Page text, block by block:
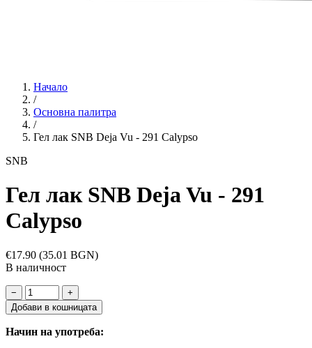
Начало
/
Основна палитра
/
Гел лак SNB Deja Vu - 291 Calypso
SNB
Гел лак SNB Deja Vu - 291
Calypso
€17.90 (35.01 BGN)
В наличност
−
+
Добави в кошницата
Начин на употреба: